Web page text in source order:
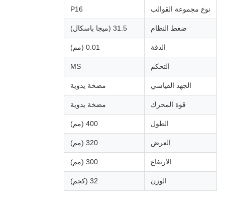
نوع مجموعة القوالب P16
ضغط النظام 31.5 (ميجا باسكال)
الدقة 0.01 (مم)
التحكم MS
الجهد القياسي مضخة يدوية
قوة المحرك مضخة يدوية
الطول 400 (مم)
العرض 320 (مم)
الارتفاع 300 (مم)
الوزن 32 (كجم)